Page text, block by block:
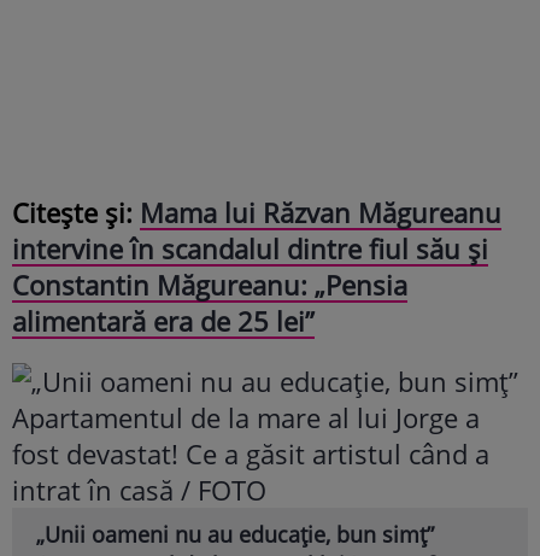
Citește și: Mama lui Răzvan Măgureanu
intervine în scandalul dintre fiul său și
Constantin Măgureanu: „Pensia
alimentară era de 25 lei”
„Unii oameni nu au educație, bun simț”